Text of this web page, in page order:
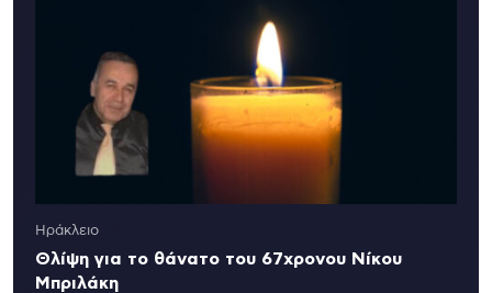
Ηράκλειο
Θλίψη για το θάνατο του 67χρονου Νίκου
Μπριλάκη